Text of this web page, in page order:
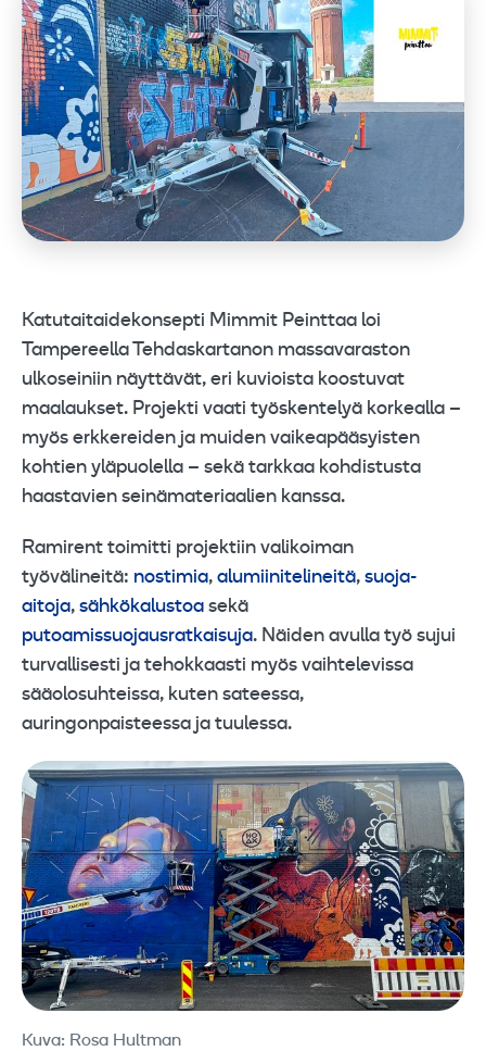
Katutaitaidekonsepti Mimmit Peinttaa loi
Tampereella Tehdaskartanon massavaraston
ulkoseiniin näyttävät, eri kuvioista koostuvat
maalaukset. Projekti vaati työskentelyä korkealla –
myös erkkereiden ja muiden vaikeapääsyisten
kohtien yläpuolella – sekä tarkkaa kohdistusta
haastavien seinämateriaalien kanssa.
Ramirent toimitti projektiin valikoiman
työvälineitä: nostimia, alumiinitelineitä, suoja-
aitoja, sähkökalustoa sekä
putoamissuojausratkaisuja. Näiden avulla työ sujui
turvallisesti ja tehokkaasti myös vaihtelevissa
sääolosuhteissa, kuten sateessa,
auringonpaisteessa ja tuulessa.
Kuva: Rosa Hultman